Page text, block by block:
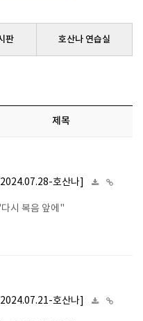
판 호산나 연습실
제목
[2024.07.28-호산나]
시 복음 앞에"
[2024.07.21-호산나]